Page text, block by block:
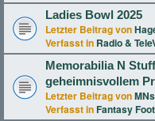
Ladies Bowl 2025
Letzter Beitrag von
Verfasst in Radio &
Memorabilia N
geheimnisvollem
Letzter Beitrag von
Verfasst in Fantasy